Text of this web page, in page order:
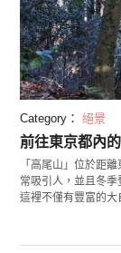
Category： 絕景
前往東京都內
「高尾山」位於距
常吸引人，並且冬季
這裡不僅有豐富的